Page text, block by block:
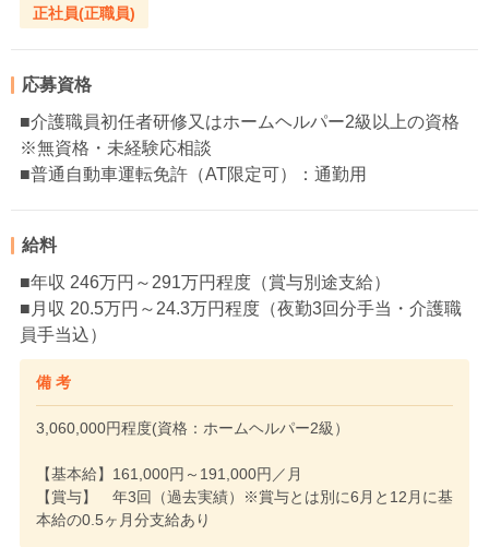
正社員(正職員)
応募資格
■介護職員初任者研修又はホームヘルパー2級以上の資格
※無資格・未経験応相談
■普通自動車運転免許（AT限定可）：通勤用
給料
■年収 246万円～291万円程度（賞与別途支給）
■月収 20.5万円～24.3万円程度（夜勤3回分手当・介護職
員手当込）
備 考
3,060,000円程度(資格：ホームヘルパー2級）
【基本給】161,000円～191,000円／月
【賞与】 年3回（過去実績）※賞与とは別に6月と12月に基
本給の0.5ヶ月分支給あり